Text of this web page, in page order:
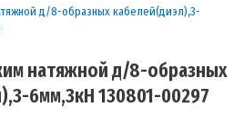
натяжной д/8-образных
6мм,3кН 130801-00297